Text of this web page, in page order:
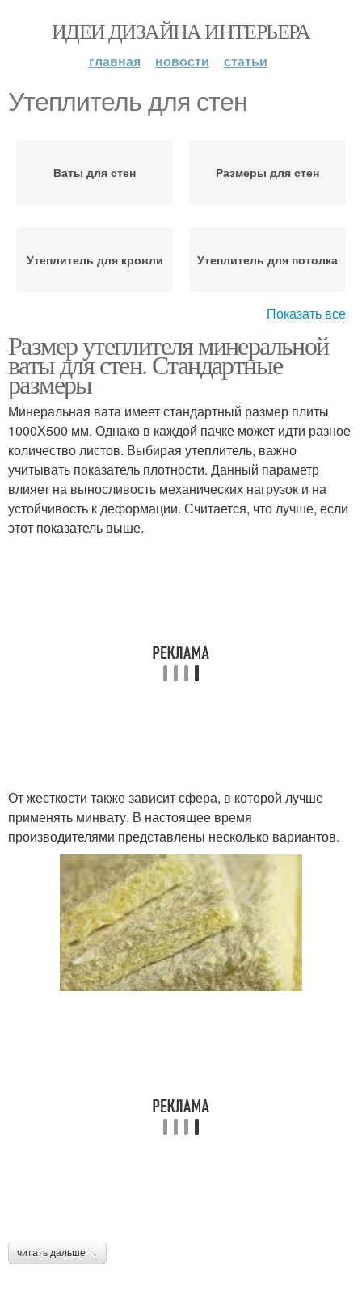
ИДЕИ ДИЗАЙНА ИНТЕРЬЕРА
главная новости статьи
Утеплитель для стен
Ваты для стен Размеры для стен
Утеплитель для кровли Утеплитель для потолка
Насыпные утеплители
плоской кровли
Утеплитель для скатной
кровли
Утеплители для скатной
кровли
Утеплитель для
мансарды
Требования к
Утеплители под обои Утеплитель под обои
Стен в квартире/доме
Показать все
Размер утеплителя минеральной
ваты для стен. Стандартные
размеры
Минеральная вата имеет стандартный размер плиты
1000Х500 мм. Однако в каждой пачке может идти разное
количество листов. Выбирая утеплитель, важно
учитывать показатель плотности. Данный параметр
влияет на выносливость механических нагрузок и на
устойчивость к деформации. Считается, что лучше, если
этот показатель выше.
От жесткости также зависит сфера, в которой лучше
применять минвату. В настоящее время
производителями представлены несколько вариантов.
читать дальше →